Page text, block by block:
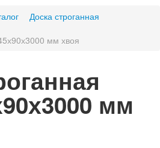
Доска строганная
мм хвоя
мм